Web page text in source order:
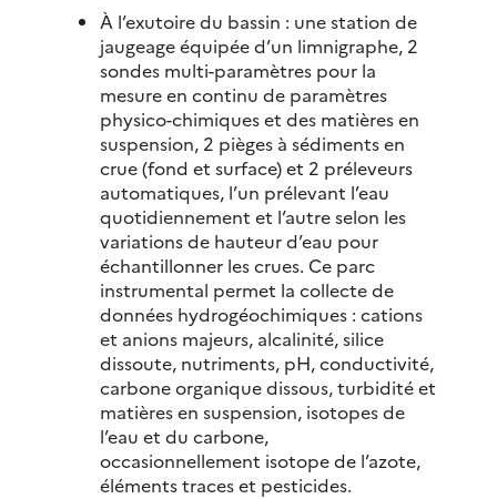
À l’exutoire du bassin : une station de
jaugeage équipée d’un limnigraphe, 2
sondes multi-paramètres pour la
mesure en continu de paramètres
physico-chimiques et des matières en
suspension, 2 pièges à sédiments en
crue (fond et surface) et 2 préleveurs
automatiques, l’un prélevant l’eau
quotidiennement et l’autre selon les
variations de hauteur d’eau pour
échantillonner les crues. Ce parc
instrumental permet la collecte de
données hydrogéochimiques : cations
et anions majeurs, alcalinité, silice
dissoute, nutriments, pH, conductivité,
carbone organique dissous, turbidité et
matières en suspension, isotopes de
l’eau et du carbone,
occasionnellement isotope de l’azote,
éléments traces et pesticides.